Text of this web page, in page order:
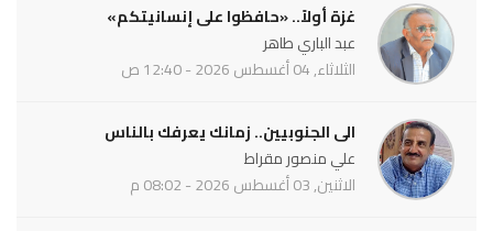
غزة أولاً.. «حافظوا على إنسانيتكم»
عبد الباري طاهر
الثلاثاء, 04 أغسطس 2026 - 12:40 ص
الى الجنوبيين.. زمانك يعرفك بالناس
علي منصور مقراط
الاثنين, 03 أغسطس 2026 - 08:02 م